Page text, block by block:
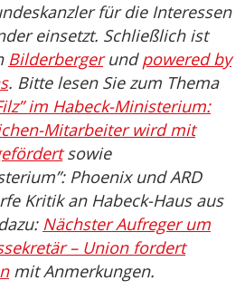
für die Interessen
einsetzt. Schließlich ist
Bilderbergerundpowered by
. Bitte lesen Sie zum Thema
im Habeck-Ministerium:
Mitarbeiter wird mit
sowie
Phoenix und ARD
Kritik an Habeck-Haus aus
Nächster Aufreger um
– Union fordert
mit Anmerkungen.